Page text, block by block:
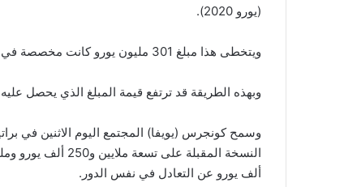
(يورو 2020).
ويتخطى هذا مبلغ 301 مليون يورو كانت مخصصة في بطولة يورو 2016 التي احتضنتها فرنسا.
وبهذه الطريقة قد ترتفع قيمة المبلغ الذي يحصل عليه البطل في نسخة 2020 من 27
وسمح كونجرس (يويفا) المجتمع اليوم الاثنين في
ألف يورو عن التعادل في نفس الدور.